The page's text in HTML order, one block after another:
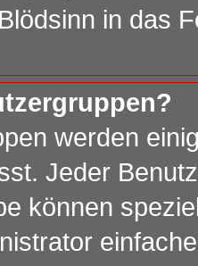
in das
werden
Jeder
können